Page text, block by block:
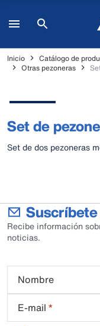
Inicio Catálogo de
Otras pezoneras
Set de
Set de dos pezoneras
Recibe información
noticias.
Nombre
E-mail *